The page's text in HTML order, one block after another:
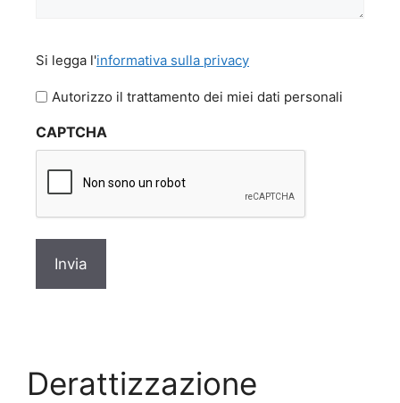
legga
l'informativa
privacy
Si legga l'informativa sulla privacy
Autorizzo il trattamento dei miei dati personali
CAPTCHA
Derattizzazione